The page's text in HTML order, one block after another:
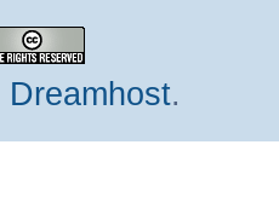
Dreamhost.